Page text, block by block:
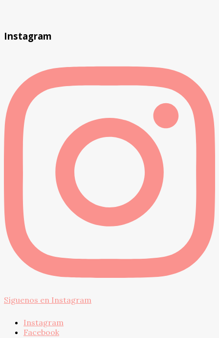
Instagram
Síguenos en Instagram
Instagram
Facebook